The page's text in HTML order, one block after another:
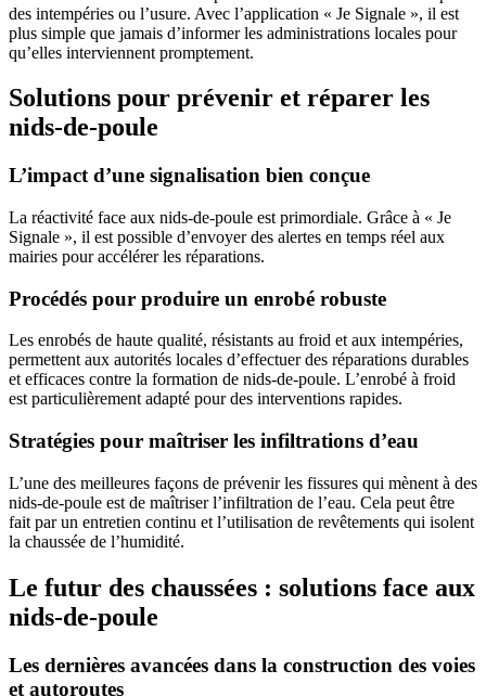
des intempéries ou l’usure. Avec l’application « Je Signale », il est
plus simple que jamais d’informer les administrations locales pour
qu’elles interviennent promptement.
Solutions pour prévenir et réparer les
nids-de-poule
L’impact d’une signalisation bien conçue
La réactivité face aux nids-de-poule est primordiale. Grâce à « Je
Signale », il est possible d’envoyer des alertes en temps réel aux
mairies pour accélérer les réparations.
Procédés pour produire un enrobé robuste
Les enrobés de haute qualité, résistants au froid et aux intempéries,
permettent aux autorités locales d’effectuer des réparations durables
et efficaces contre la formation de nids-de-poule. L’enrobé à froid
est particulièrement adapté pour des interventions rapides.
Stratégies pour maîtriser les infiltrations d’eau
L’une des meilleures façons de prévenir les fissures qui mènent à des
nids-de-poule est de maîtriser l’infiltration de l’eau. Cela peut être
fait par un entretien continu et l’utilisation de revêtements qui isolent
la chaussée de l’humidité.
Le futur des chaussées : solutions face aux
nids-de-poule
Les dernières avancées dans la construction des voies
et autoroutes